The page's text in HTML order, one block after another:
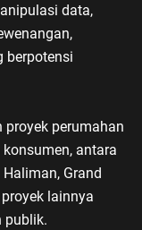
data,
berpotensi
perumahan
antara
Grand
lainnya
publik.